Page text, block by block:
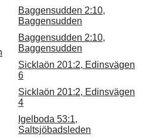
Baggensudden 2:10,
Baggensudden
Baggensudden 2:10,
Baggensudden
Sicklaön 201:2, Edinsvägen
6
Sicklaön 201:2, Edinsvägen
4
Igelboda 53:1,
Saltsjöbadsleden